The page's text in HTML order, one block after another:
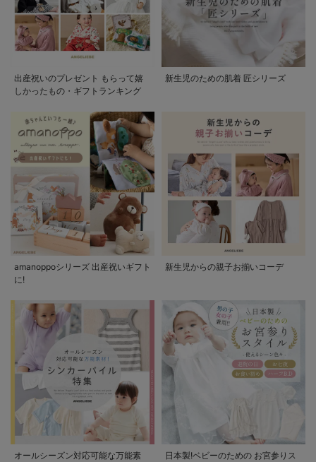
出産祝いのプレゼント もらって嬉
しかったもの・ギフトランキング
新生児のための肌着 匠シリーズ
amanoppoシリーズ 出産祝いギフト
に!
新生児からの親子お揃いコーデ
オールシーズン対応可能な万能素
日本製!ベビーのための お宮参りス